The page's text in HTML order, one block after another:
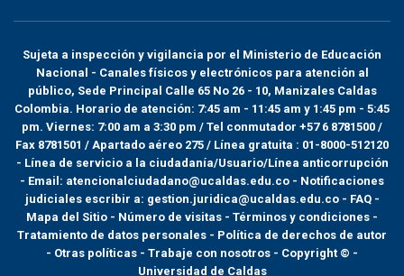
Sujeta a inspección y vigilancia por el Ministerio de Educación
Nacional - Canales físicos y electrónicos para atención al
público, Sede Principal Calle 65 No 26 - 10, Manizales Caldas
Colombia. Horario de atención: 7:45 am - 11:45 am y 1:45 pm - 5:45
pm. Viernes: 7:00 am a 3:30 pm / Tel conmutador +57 6 8781500 /
Fax 8781501 / Apartado aéreo 275 / Línea gratuita : 01-8000-512120
- Línea de servicio a la ciudadanía/Usuario/Línea anticorrupción
- Email: atencionalciudadano@ucaldas.edu.co - Notificaciones
judiciales escribir a: gestion.juridica@ucaldas.edu.co - FAQ -
Mapa del Sitio - Número de visitas - Términos y condiciones -
Tratamiento de datos personales - Política de derechos de autor
- Otras políticas - Trabaje con nosotros - Copyright © -
Universidad de Caldas